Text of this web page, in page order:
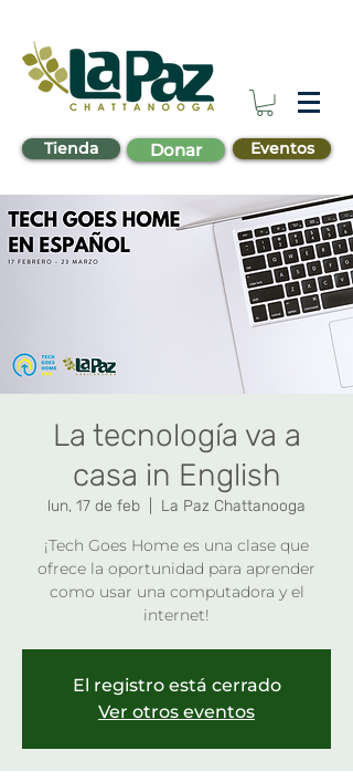
Tienda Donar Eventos
La tecnología va a
casa in English
lun, 17 de feb La Paz Chattanooga
¡Tech Goes Home es una clase que
ofrece la oportunidad para aprender
como usar una computadora y el
internet!
El registro está cerrado
Ver otros eventos